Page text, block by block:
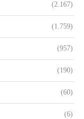
(2.167)
(1.759)
(957)
(190)
(60)
(6)